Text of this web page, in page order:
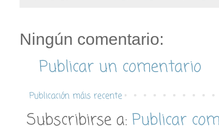
Ningún comentario:
Publicar un comentario
Publicación máis recente
Subscribirse a: Publicar